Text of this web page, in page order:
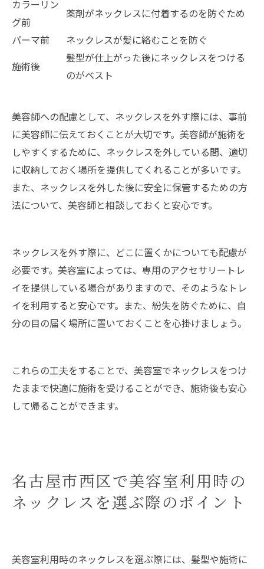
カラーリン
グ前
薬剤がネックレスに付着するのを防ぐため
パーマ前
ネックレスが髪に絡むことを防ぐ
施術後
髪型が仕上がった後にネックレスをつける
のがベスト
美容師への配慮として、ネックレスを外す際には、事前
に美容師に伝えておくことが大切です。美容師が施術を
しやすくするために、ネックレスを外している間、適切
に収納しておく場所を提供してくれることが多いです。
また、ネックレスを外した後に安全に保管するための方
法について、美容師と相談しておくと安心です。
ネックレスを外す際に、どこに置くかについても配慮が
必要です。美容室によっては、専用のアクセサリートレ
イを提供している場合がありますので、そのようなトレ
イを利用すると安心です。また、紛失を防ぐために、自
分の目の届く場所に置いておくことを心掛けましょう。
これらの工夫をすることで、美容室でネックレスをつけ
たままで快適に施術を受けることができ、施術後も安心
して帰ることができます。
名古屋市西区で美容室利用時の
ネックレスを選ぶ際のポイント
美容室利用時のネックレスを選ぶ際には、髪型や施術に